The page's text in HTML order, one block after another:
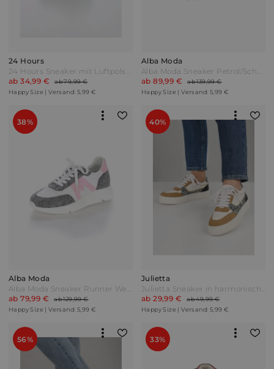
24 Hours
24 Hours Sneaker mit Luftpolsterlaufsohle Grün
ab 34,99 €
ab 79,99 €
Happy Size | Versand: 5,99 €
Alba Moda
Alba Moda Sneaker Petrol/Schwarz Blau
ab 89,99 €
ab 139,99 €
Happy Size | Versand: 5,99 €
38%
Alba Moda
Alba Moda Sneaker Runner Weiß/Grau/Rosé
ab 79,99 €
ab 129,99 €
Happy Size | Versand: 5,99 €
40%
Julietta
Julietta Sneaker in harmonischer Farbkombination Weiß Braun
ab 29,99 €
ab 49,99 €
Happy Size | Versand: 5,99 €
56% 33%